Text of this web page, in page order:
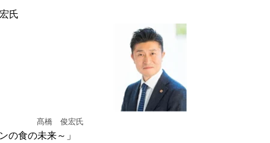
氏
髙橋 俊宏氏
の食の未来～」